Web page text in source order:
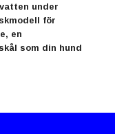
under
för
en
som din hund